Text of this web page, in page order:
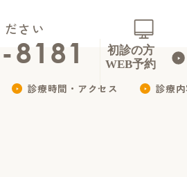
さい
8181
診療時間・アクセス 診療